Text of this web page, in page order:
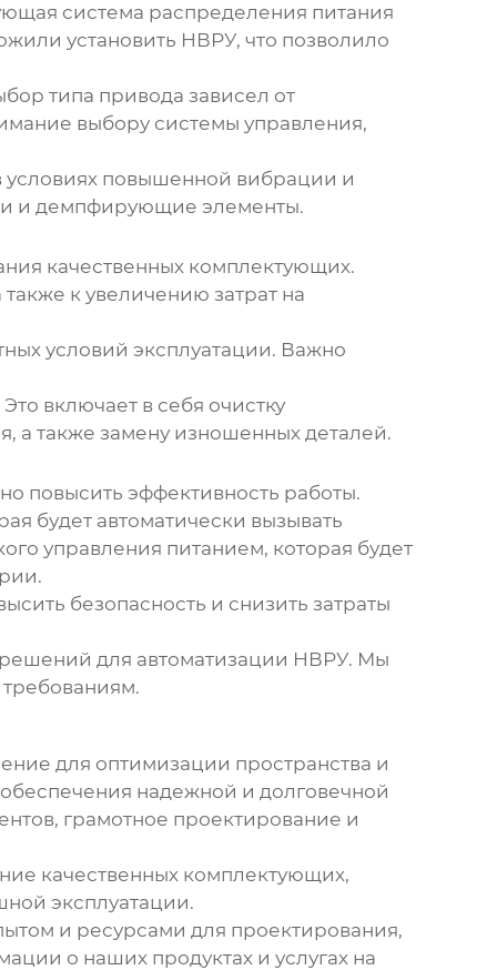
система распределения питания
установить НВРУ, что позволило
типа привода зависел от
выбору системы управления,
повышенной вибрации и
и демпфирующие элементы.
качественных комплектующих.
к увеличению затрат на
условий эксплуатации. Важно
Это включает в себя очистку
а также замену изношенных деталей.
повысить эффективность работы.
будет автоматически вызывать
управления питанием, которая будет
безопасность и снизить затраты
для автоматизации НВРУ. Мы
для оптимизации пространства и
надежной и долговечной
грамотное проектирование и
качественных комплектующих,
эксплуатации.
и ресурсами для проектирования,
о наших продуктах и услугах на